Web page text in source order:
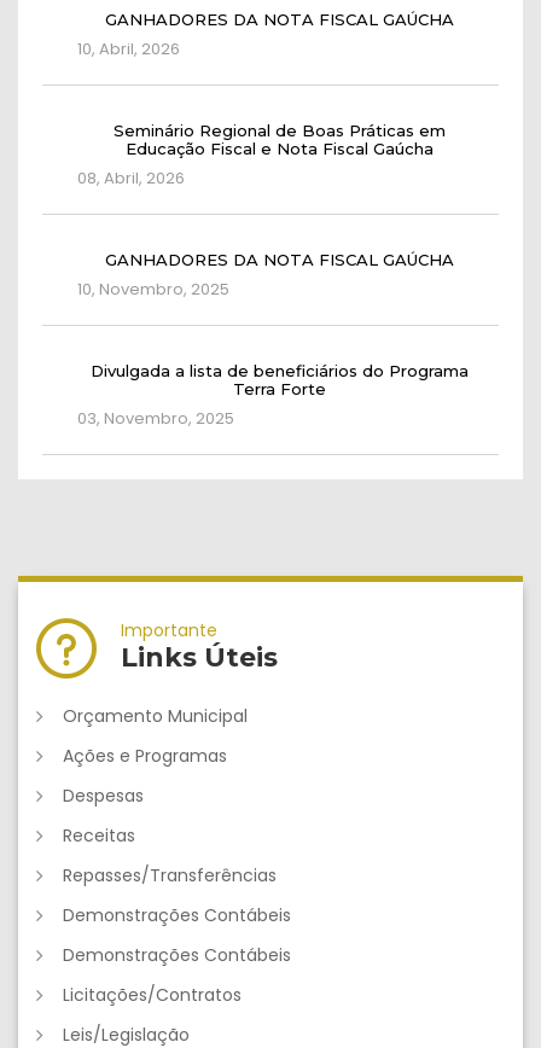
GANHADORES DA NOTA FISCAL GAÚCHA
10, Abril, 2026
Seminário Regional de Boas Práticas em
Educação Fiscal e Nota Fiscal Gaúcha
08, Abril, 2026
GANHADORES DA NOTA FISCAL GAÚCHA
10, Novembro, 2025
Divulgada a lista de beneficiários do Programa
Terra Forte
03, Novembro, 2025
Importante
Links Úteis
Orçamento Municipal
Ações e Programas
Despesas
Receitas
Repasses/Transferências
Demonstrações Contábeis
Demonstrações Contábeis
Licitações/Contratos
Leis/Legislação